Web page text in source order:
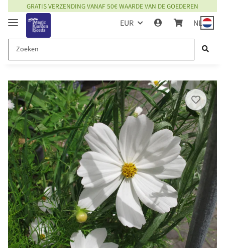
GRATIS VERZENDING VANAF 50€ WAARDE VAN DE GOEDEREN
EUR NL